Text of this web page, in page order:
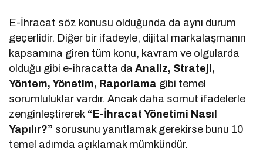
E-İhracat söz konusu olduğunda da aynı durum
geçerlidir. Diğer bir ifadeyle, dijital markalaşmanın
kapsamına giren tüm konu, kavram ve olgularda
olduğu gibi e-ihracatta daAnaliz, Strateji,
Yöntem, Yönetim, Raporlama gibi temel
sorumluluklar vardır. Ancak daha somut ifadelerle
zenginleştirerek “E-İhracat Yönetimi Nasıl
Yapılır?” sorusunu yanıtlamak gerekirse bunu 10
temel adımda açıklamak mümkündür.